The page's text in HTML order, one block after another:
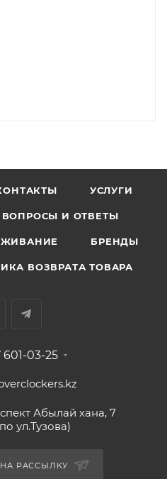
УСЛУГИ
ВОПРОСЫ И ОТВЕТЫ
БРЕНДЫ
ВОЗВРАТА ТОВАРА
601-03-25
Абылай хана, 7
ул.Тузова)
РАССЫЛКУ